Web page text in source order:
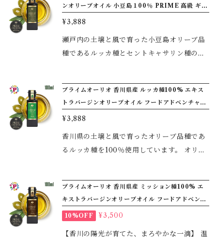
ンオリーブオイル 小豆島１00％ PRIME 高級 ギフ
ト あさイチ
¥3,888
瀬戸内の土壌と風で育った小豆島オリーブ品
種であるルッカ種とセントキャサリン種の絶
ッタリです。繊細で軽い味わいなので、イタ
リアンだけでなく焼き芋にかけたり、オリー
ブココアにも最適です。 名称：食用オリーブ
油 原材料名：食用オリーブ油 内容量：92ｇ
保存方法：直射日光を避けて常温で保存 原産
プライムオーリオ 香川県産 ルッカ種100% エキス
トラバージンオリーブオイル フードアドベンチャー
PRIME 高級
¥3,888
香川県の土壌と風で育ったオリーブ品種であ
るルッカ種を100％使用しています。 オリー
ジンオリーブオイルです。特に瀬戸内の土壌
と風で育った香川県産オリーブ品種であるル
ッカ種だけをつかうことで、フルーティで濃
厚な香りと穏やかな辛味を楽しめます。国産
プライムオーリオ 香川県産 ミッション種100% エ
キストラバージンオリーブオイル フードアドベンチ
ャー PRIME 高級
10%OFF ¥3,500
【香川の陽光が育てた、まろやかな一滴】 温